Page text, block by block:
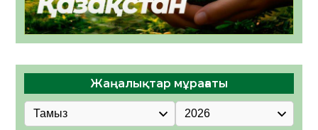
Жаңалықтар мұрағаты